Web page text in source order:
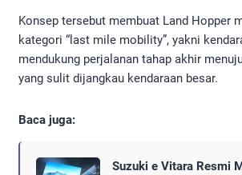
Konsep tersebut membuat Land Hopper
kategori “last mile mobility”, yakni
mendukung perjalanan tahap akhir
yang sulit dijangkau kendaraan besar.
Baca juga:
Suzuki e Vitara Resmi